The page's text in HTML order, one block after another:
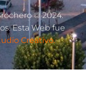
© 2024.
Esta Web fue
Creativo.